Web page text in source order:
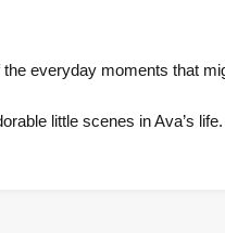
everyday moments that
little scenes in Ava’s life.